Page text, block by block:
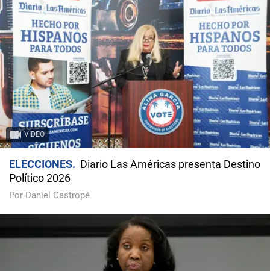
VIDEO
ELECCIONES
Diario Las Américas presenta Destino
Político 2026
Por Daniel Castropé